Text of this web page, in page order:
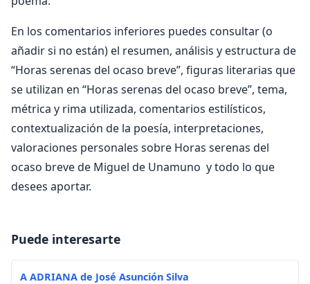
En los comentarios inferiores puedes consultar (o
añadir si no están) el resumen, análisis y estructura de
“Horas serenas del ocaso breve”, figuras literarias que
se utilizan en “Horas serenas del ocaso breve”, tema,
métrica y rima utilizada, comentarios estilísticos,
contextualización de la poesía, interpretaciones,
valoraciones personales sobre Horas serenas del
ocaso breve de Miguel de Unamuno y todo lo que
desees aportar.
Puede interesarte
A ADRIANA de José Asunción Silva